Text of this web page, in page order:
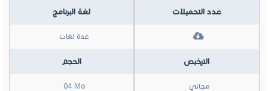
عدد التحميلات
الترخيص
مجاني
لغة البرنامج
عدة لغات
الحجم
04 Mo